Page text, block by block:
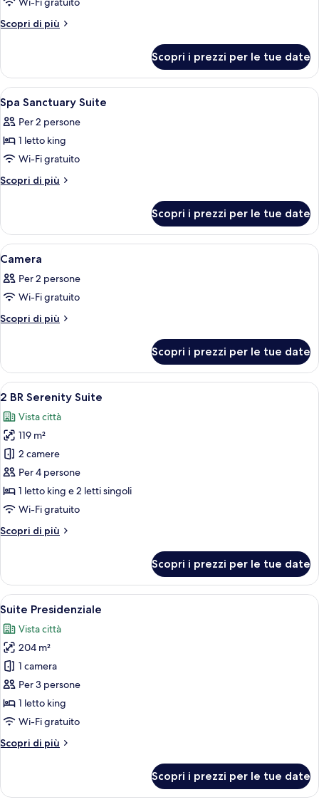
Horizon
Scopri di più
Altri
City
View
Scopri i prezzi per le tue date
Apri
tutte
le
foto
per
Spa
Una camera d'albergo con un letto
5
Spa Sanctuary Suite
Per 2 persone
1 letto king
Wi-Fi gratuito
Scopri di più
Altri
Sanctuary
Suite
Scopri i prezzi per le tue date
Apri
tutte
le
foto
per
Un veicolo vintage giallo e nero
2
Camera
Per 2 persone
Wi-Fi gratuito
Scopri di più
Altri
Scopri i prezzi per le tue date
Apri
tutte
le
foto
per
2
BR
Serenity
Una camera d'albergo con un letto
8
2 BR Serenity Suite
Vista città
119 m²
2 camere
Per 4 persone
1 letto king e 2 letti singoli
Wi-Fi gratuito
Scopri di più
Altri
BR
Serenity
Suite
Scopri i prezzi per le tue date
Apri
tutte
le
foto
per
Suite
Presidenziale
Biancheria in cotone egiziano,
6
Suite Presidenziale
Vista città
204 m²
1 camera
Per 3 persone
1 letto king
Wi-Fi gratuito
Scopri di più
Altri
Presidenziale
Scopri i prezzi per le tue date